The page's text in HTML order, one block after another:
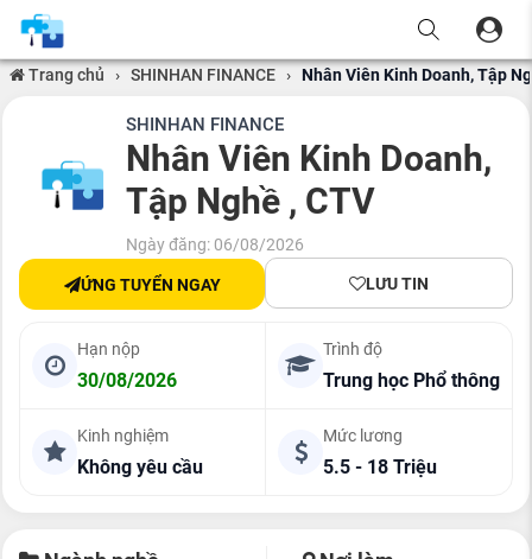
Trang chủ › SHINHAN FINANCE › Nhân Viên Kinh Doanh, Tập
SHINHAN FINANCE
Nhân Viên Kinh Doanh,
Tập Nghề , CTV
Ngày đăng: 06/08/2026
ỨNG TUYỂN NGAY LƯU TIN
Hạn nộp
30/08/2026
Trình độ
Trung học Phổ thông
Kinh nghiệm
Không yêu cầu
Mức lương
5.5 - 18 Triệu